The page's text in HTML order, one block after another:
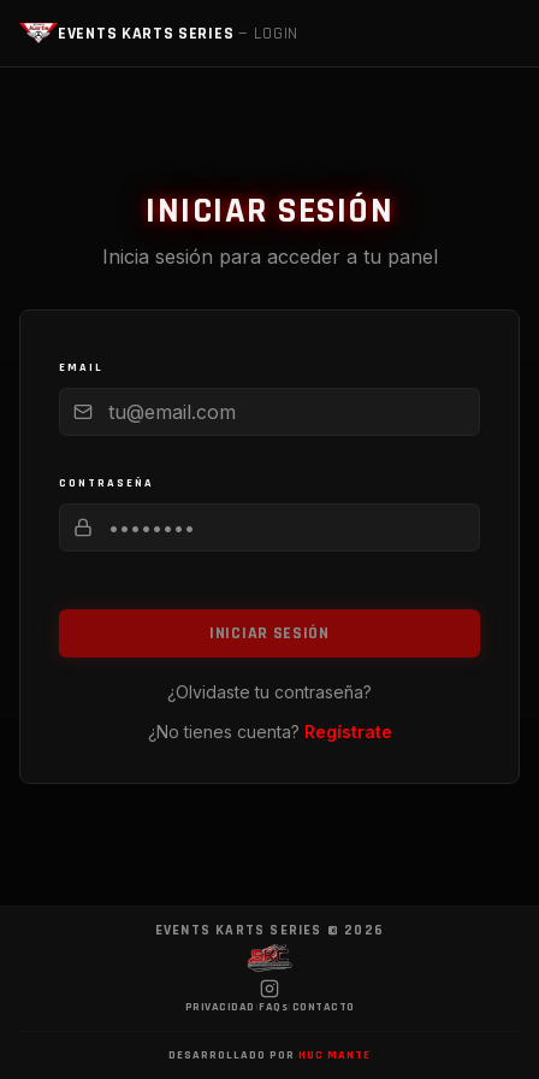
EVENTS KARTS SERIES — LOGIN
INICIAR SESIÓN
Inicia sesión para acceder a tu panel
EMAIL
CONTRASEÑA
INICIAR SESIÓN
¿Olvidaste tu contraseña?
¿No tienes cuenta? Regístrate
EVENTS KARTS SERIES © 2026
PRIVACIDAD FAQs CONTACTO
DESARROLLADO POR HUC MANTE